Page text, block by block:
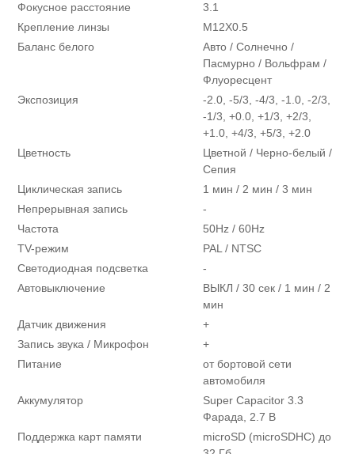
Фокусное расстояние
3.1
Крепление линзы
M12X0.5
Баланс белого
Авто / Солнечно /
Пасмурно / Вольфрам /
Флуоресцент
Экспозиция
-2.0, -5/3, -4/3, -1.0, -2/3,
-1/3, +0.0, +1/3, +2/3,
+1.0, +4/3, +5/3, +2.0
Цветность
Цветной / Черно-белый /
Сепия
Циклическая запись
1 мин / 2 мин / 3 мин
Непрерывная запись
-
Частота
50Hz / 60Hz
TV-режим
PAL / NTSC
Светодиодная подсветка
-
Автовыключение
ВЫКЛ / 30 сек / 1 мин / 2
мин
Датчик движения
+
Запись звука / Микрофон
+
Питание
от бортовой сети
автомобиля
Аккумулятор
Super Capacitor 3.3
Фарада, 2.7 В
Поддержка карт памяти
microSD (microSDHC) до